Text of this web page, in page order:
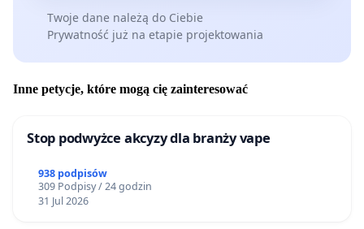
Twoje dane należą do Ciebie
Prywatność już na etapie projektowania
Inne petycje, które mogą cię zainteresować
Stop podwyżce akcyzy dla branży vape
938 podpisów
309 Podpisy / 24 godzin
31 Jul 2026